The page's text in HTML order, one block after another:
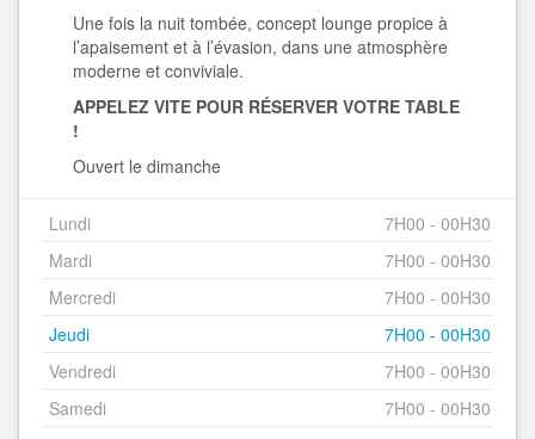
Une fois la nuit tombée, concept lounge propice à
l’apaisement et à l’évasion, dans une atmosphère
moderne et conviviale.
APPELEZ VITE POUR RÉSERVER VOTRE TABLE
!
Ouvert le dimanche
Lundi
7H00 - 00H30
Mardi
7H00 - 00H30
Mercredi
7H00 - 00H30
Jeudi
7H00 - 00H30
Vendredi
7H00 - 00H30
Samedi
7H00 - 00H30